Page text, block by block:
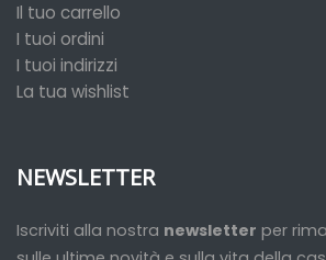
Il tuo carrello
I tuoi ordini
I tuoi indirizzi
La tua wishlist
NEWSLETTER
Iscriviti alla nostra newsletter per